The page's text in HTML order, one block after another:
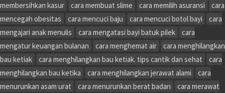
membersihkan kasur
cara membuat slime cara memilih asuransi
cara
mencegah obesitas
cara mencuci baju cara mencuci botol bayi
cara
mengajari anak menulis
cara mengatasi bayi batuk pilek
cara
mengatur keuangan bulanan
cara menghemat air
cara menghilangkan
bau ketiak
cara menghilangkan bau ketiak. tips cantik dan sehat
cara
menghilangkan bau ketika
cara menghilangkan jerawat alami
cara
menurunkan asam urat
cara menurunkan berat badan
cara merawat